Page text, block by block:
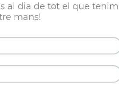
al dia de tot el que tenim
mans!